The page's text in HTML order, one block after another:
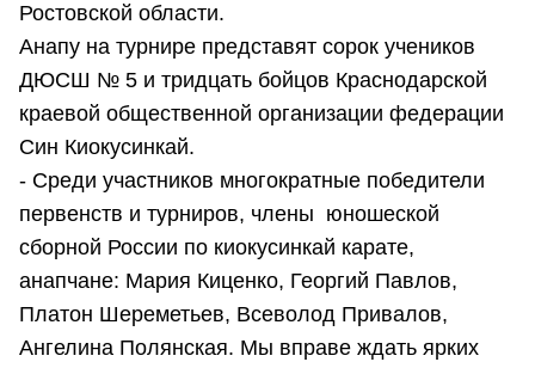
Ростовской области.
Анапу на турнире представят сорок учеников
ДЮСШ № 5 и тридцать бойцов Краснодарской
краевой общественной организации федерации
Син Киокусинкай.
- Среди участников многократные победители
первенств и турниров, члены юношеской
сборной России по киокусинкай карате,
анапчане: Мария Киценко, Георгий Павлов,
Платон Шереметьев, Всеволод Привалов,
Ангелина Полянская. Мы вправе ждать ярких